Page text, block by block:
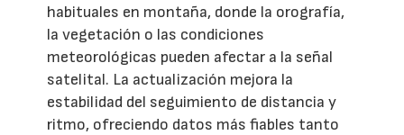
habituales en montaña, donde la orografía,
la vegetación o las condiciones
meteorológicas pueden afectar a la señal
satelital. La actualización mejora la
estabilidad del seguimiento de distancia y
ritmo, ofreciendo datos más fiables tanto